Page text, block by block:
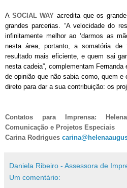
A SOCIAL WAY acredita que os
grandes parcerias. “A velocidade do
infinitamente melhor ao ‘darmos as
nesta área, portanto, a somatória de
resultado mais eficiente, e quem sai
nesta cadeia”, complementam
de opinião que não sabia como, quem e
direto para dar a sua contribuição: os
Contatos para Imprensa:
Comunicação e Projetos Especiais
Carina Rodrigues
Daniela Ribeiro - Assessora de
Um comentário: